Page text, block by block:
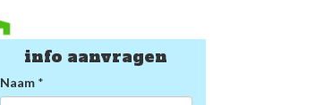
info aanvragen
Naam*